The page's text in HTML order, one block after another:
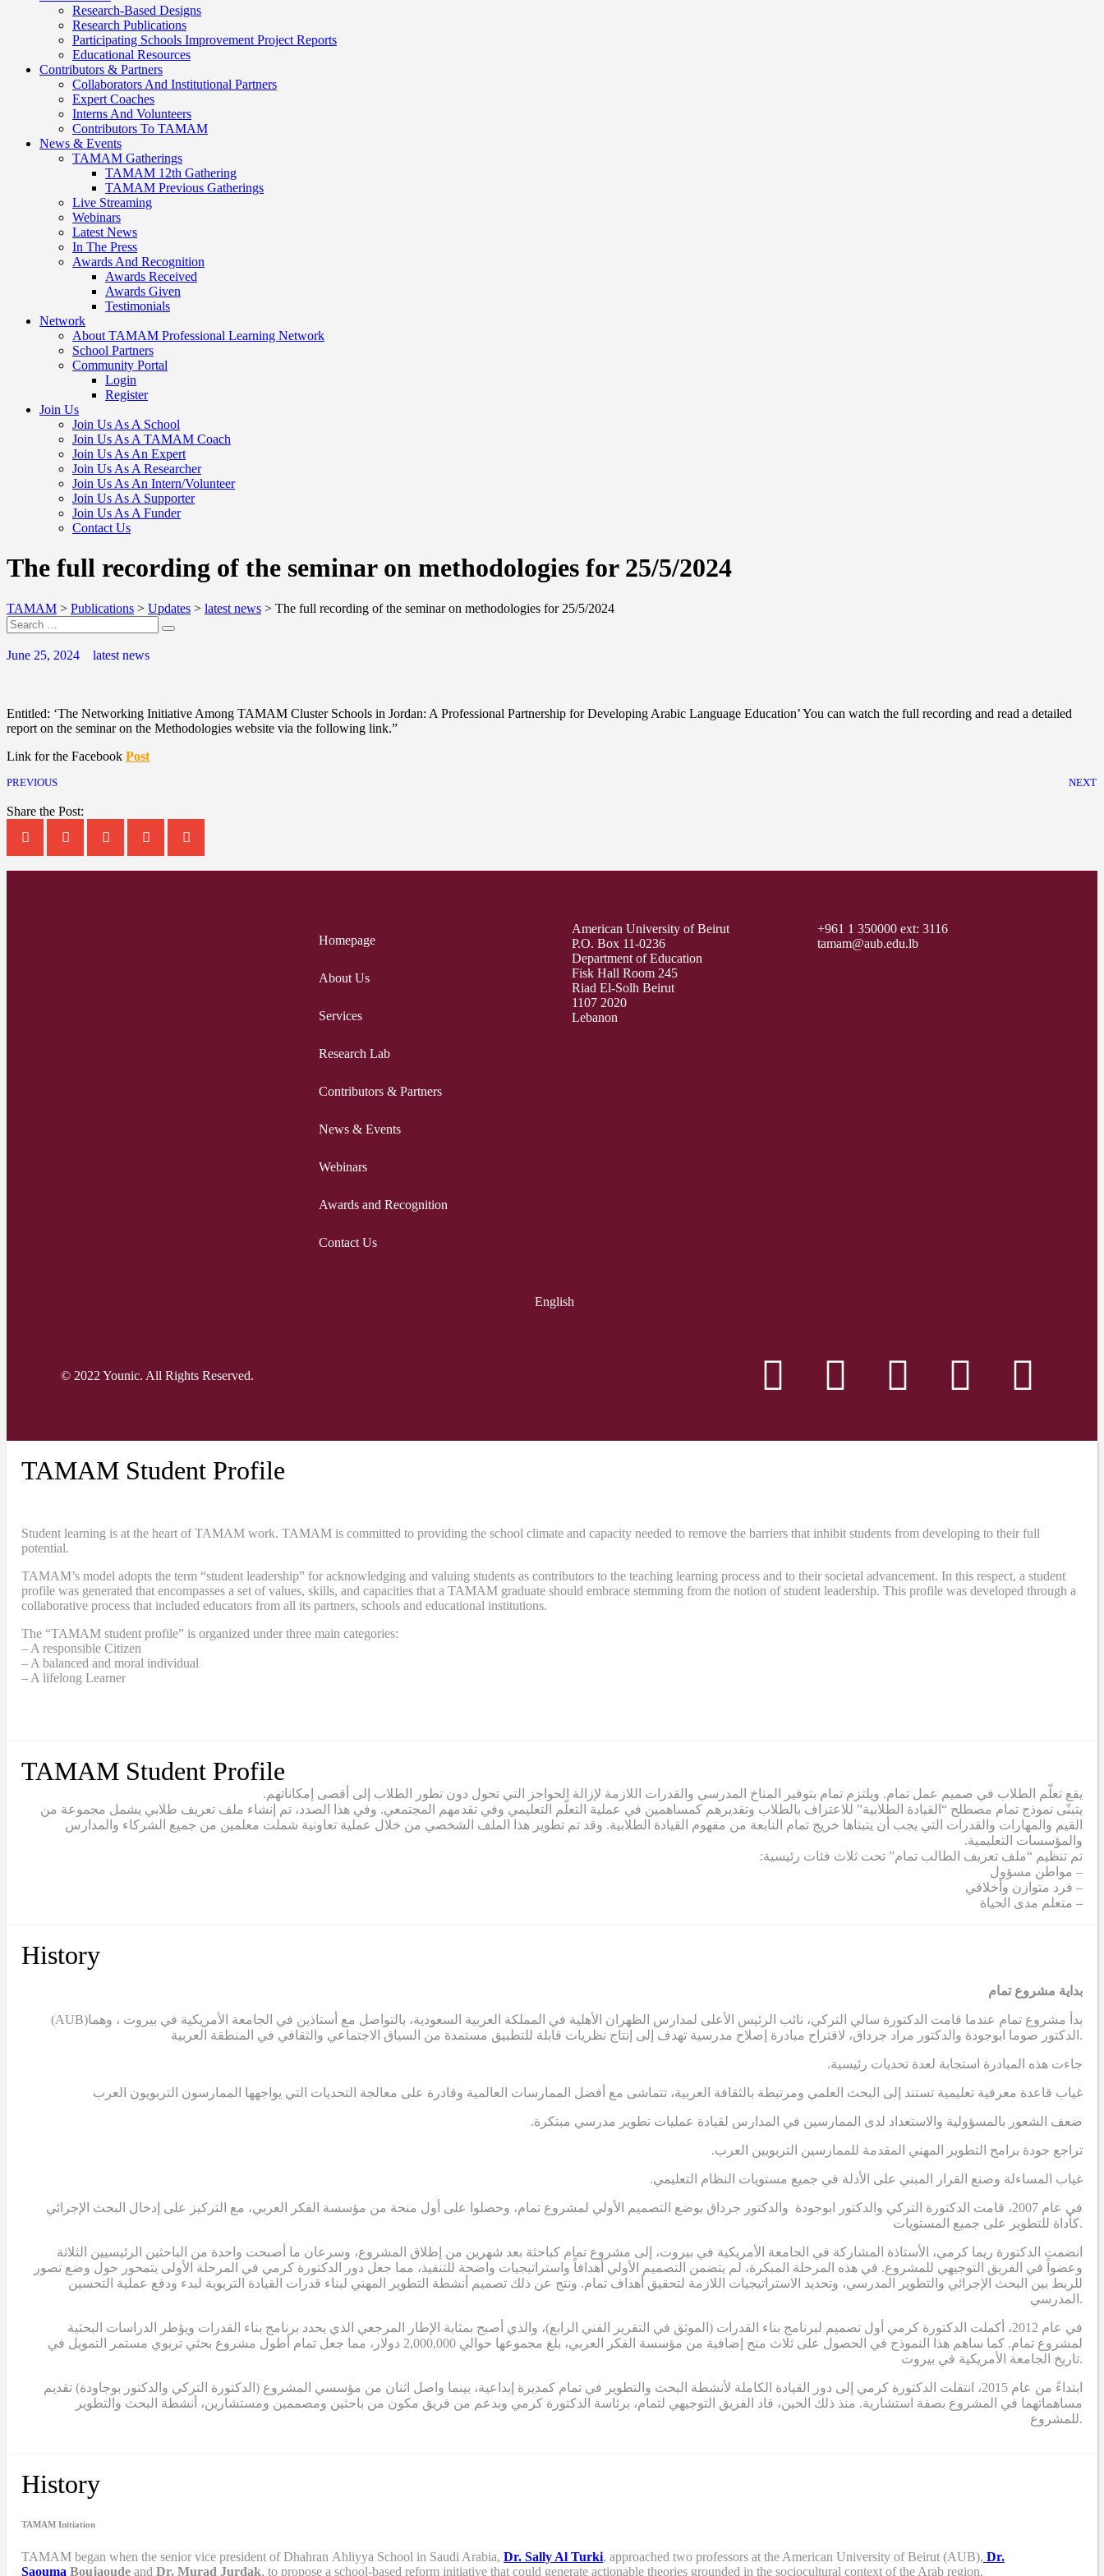
Research-Based Designs
Research Publications
Participating Schools Improvement Project Reports
Educational Resources
Contributors & Partners
Collaborators And Institutional Partners
Expert Coaches
Interns And Volunteers
Contributors To TAMAM
News & Events
TAMAM Gatherings
TAMAM 12th Gathering
TAMAM Previous Gatherings
Live Streaming
Webinars
Latest News
In The Press
Awards And Recognition
Awards Received
Awards Given
Testimonials
Network
About TAMAM Professional Learning Network
School Partners
Community Portal
Login
Register
Join Us
Join Us As A School
Join Us As A TAMAM Coach
Join Us As An Expert
Join Us As A Researcher
Join Us As An Intern/Volunteer
Join Us As A Supporter
Join Us As A Funder
Contact Us
The full recording of the seminar on methodologies for 25/5/2024
TAMAM > Publications > Updates > latest news > The full recording of the seminar on methodologies for 25/5/2024
June 25, 2024 latest news
Entitled: ‘The Networking Initiative Among TAMAM Cluster Schools in Jordan: A Professional Partnership for Developing Arabic Language Education’ You can watch the full recording and read a detailed
report on the seminar on the Methodologies website via the following link.”
Link for the Facebook Post
PREVIOUS NEXT
Share the Post:
Homepage
About Us
Services
Research Lab
Contributors & Partners
News & Events
Webinars
Awards and Recognition
Contact Us
American University of Beirut
P.O. Box 11-0236
Department of Education
Fisk Hall Room 245
Riad El-Solh Beirut
1107 2020
Lebanon
+961 1 350000 ext: 3116
tamam@aub.edu.lb
English
© 2022 Younic. All Rights Reserved.
TAMAM Student Profile
Student learning is at the heart of TAMAM work. TAMAM is committed to providing the school climate and capacity needed to remove the barriers that inhibit students from developing to their full
potential.
TAMAM’s model adopts the term “student leadership” for acknowledging and valuing students as contributors to the teaching learning process and to their societal advancement. In this respect, a student
profile was generated that encompasses a set of values, skills, and capacities that a TAMAM graduate should embrace stemming from the notion of student leadership. This profile was developed through a
collaborative process that included educators from all its partners, schools and educational institutions.
The “TAMAM student profile” is organized under three main categories:
– A responsible Citizen
– A balanced and moral individual
– A lifelong Learner
TAMAM Student Profile
يقع تعلّم الطلاب في صميم عمل تمام. ويلتزم تمام بتوفير المناخ المدرسي والقدرات اللازمة لإزالة الحواجز التي تحول دون تطور الطلاب إلى أقصى إمكاناتهم.
يتبنّى نموذج تمام مصطلح “القيادة الطلابية” للاعتراف بالطلاب وتقديرهم كمساهمين في عملية التعلّم التعليمي وفي تقدمهم المجتمعي. وفي هذا الصدد، تم إنشاء ملف تعريف طلابي يشمل مجموعة من
القيم والمهارات والقدرات التي يجب أن يتبناها خريج تمام النابعة من مفهوم القيادة الطلابية. وقد تم تطوير هذا الملف الشخصي من خلال عملية تعاونية شملت معلمين من جميع الشركاء والمدارس
والمؤسسات التعليمية.
تم تنظيم “ملف تعريف الطالب تمام” تحت ثلاث فئات رئيسية:
– مواطن مسؤول
– فرد متوازن وأخلاقي
– متعلم مدى الحياة
History
بداية مشروع تمام
(AUB)بدأ مشروع تمام عندما قامت الدكتورة سالي التركي، نائب الرئيس الأعلى لمدارس الظهران الأهلية في المملكة العربية السعودية، بالتواصل مع أستاذين في الجامعة الأمريكية في بيروت ، وهما
الدكتور صوما ابوجودة والدكتور مراد جرداق، لاقتراح مبادرة إصلاح مدرسية تهدف إلى إنتاج نظريات قابلة للتطبيق مستمدة من السياق الاجتماعي والثقافي في المنطقة العربية.
.جاءت هذه المبادرة استجابة لعدة تحديات رئيسية
غياب قاعدة معرفية تعليمية تستند إلى البحث العلمي ومرتبطة بالثقافة العربية، تتماشى مع أفضل الممارسات العالمية وقادرة على معالجة التحديات التي يواجهها الممارسون التربويون العرب
.ضعف الشعور بالمسؤولية والاستعداد لدى الممارسين في المدارس لقيادة عمليات تطوير مدرسي مبتكرة
.تراجع جودة برامج التطوير المهني المقدمة للممارسين التربويين العرب
.غياب المساءلة وصنع القرار المبني على الأدلة في جميع مستويات النظام التعليمي
في عام 2007، قامت الدكتورة التركي والدكتور ابوجودة والدكتور جرداق بوضع التصميم الأولي لمشروع تمام، وحصلوا على أول منحة من مؤسسة الفكر العربي، مع التركيز على إدخال البحث الإجرائي
كأداة للتطوير على جميع المستويات.
انضمت الدكتورة ريما كرمي، الأستاذة المشاركة في الجامعة الأمريكية في بيروت، إلى مشروع تمام كباحثة بعد شهرين من إطلاق المشروع، وسرعان ما أصبحت واحدة من الباحثين الرئيسيين الثلاثة
وعضواً في الفريق التوجيهي للمشروع. في هذه المرحلة المبكرة، لم يتضمن التصميم الأولي أهدافاً واستراتيجيات واضحة للتنفيذ، مما جعل دور الدكتورة كرمي في المرحلة الأولى يتمحور حول وضع تصور
للربط بين البحث الإجرائي والتطوير المدرسي، وتحديد الاستراتيجيات اللازمة لتحقيق أهداف تمام. ونتج عن ذلك تصميم أنشطة التطوير المهني لبناء قدرات القيادة التربوية لبدء ودفع عملية التحسين
المدرسي.
في عام 2012، أكملت الدكتورة كرمي أول تصميم لبرنامج بناء القدرات (الموثق في التقرير الفني الرابع)، والذي أصبح بمثابة الإطار المرجعي الذي يحدد برنامج بناء القدرات ويؤطر الدراسات البحثية
لمشروع تمام. كما ساهم هذا النموذج في الحصول على ثلاث منح إضافية من مؤسسة الفكر العربي، بلغ مجموعها حوالي 2,000,000 دولار، مما جعل تمام أطول مشروع بحثي تربوي مستمر التمويل في
تاريخ الجامعة الأمريكية في بيروت.
ابتداءً من عام 2015، انتقلت الدكتورة كرمي إلى دور القيادة الكاملة لأنشطة البحث والتطوير في تمام كمديرة إبداعية، بينما واصل اثنان من مؤسسي المشروع (الدكتورة التركي والدكتور بوجاودة) تقديم
مساهماتهما في المشروع بصفة استشارية. منذ ذلك الحين، قاد الفريق التوجيهي لتمام، برئاسة الدكتورة كرمي وبدعم من فريق مكون من باحثين ومصممين ومستشارين، أنشطة البحث والتطوير
للمشروع.
History
TAMAM Initiation
TAMAM began when the senior vice president of Dhahran Ahliyya School in Saudi Arabia, Dr. Sally Al Turki, approached two professors at the American University of Beirut (AUB), Dr.
Saouma Boujaoude and Dr. Murad Jurdak, to propose a school-based reform initiative that could generate actionable theories grounded in the sociocultural context of the Arab region.